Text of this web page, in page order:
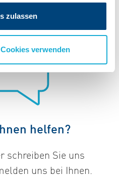
zulassen
verwenden
helfen?
schreiben Sie uns
uns bei Ihnen.